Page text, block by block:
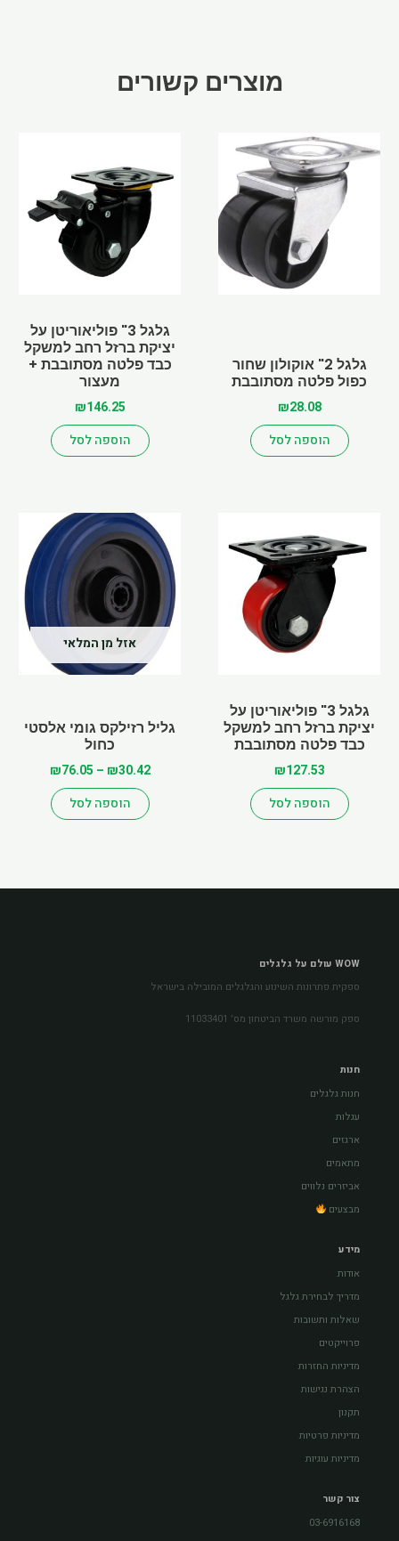
מוצרים קשורים
גלגל 2" אוקולון שחור
כפול פלטה מסתובבת
₪28.08
הוספה לסל
גלגל 3" פוליאוריטן על
יציקת ברזל רחב למשקל
כבד פלטה מסתובבת +
מעצור
₪146.25
הוספה לסל
גלגל 3" פוליאוריטן על
יציקת ברזל רחב למשקל
כבד פלטה מסתובבת
₪127.53
הוספה לסל
אזל מן המלאי
גליל רזילקס גומי אלסטי
כחול
₪30.42
–
₪76.05
₪30.42
through
₪76.05
הוספה לסל
זה
יש
מספר
סוגים.
ניתן
לבחור
את
המוצר
WOW עולם על גלגלים
ספקית פתרונות השינוע והגלגלים המובילה בישראל
ספק מורשה משרד הביטחון מס׳ 11033401
חנות
חנות גלגלים
עגלות
ארגזים
מתאמים
אביזרים נלווים
מבצעים
מידע
אודות
מדריך לבחירת גלגל
שאלות ותשובות
פרוייקטים
מדיניות החזרות
הצהרת נגישות
תקנון
מדיניות פרטיות
מדיניות עוגיות
צור קשר
03-6916168